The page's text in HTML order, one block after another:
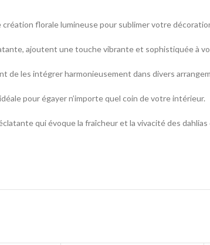
création florale lumineuse pour sublimer votre
ajoutent une touche vibrante et sophistiquée à
de les intégrer harmonieusement dans divers
pour égayer n’importe quel coin de votre intérieur.
qui évoque la fraîcheur et la vivacité des